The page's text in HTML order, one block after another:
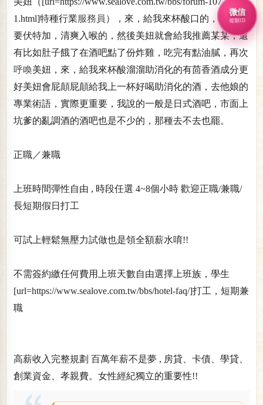
1.html]特種行業服務員 ），來，給我來杯酸口的，基酒不
要伏特加，清爽入喉的，然後美妞就會給我推薦某某，還
有比如肚子餓了在酒吧點了份炸雞，吃完有點油膩，再次
呼喚美妞，來，給我來杯酸溜溜助消化的有茴香酒成分更
好美妞會屁顛屁顛給我上一杯好喝助消化的酒，去他娘的
專業術語，實際更重要，我說的一般是日式酒吧，市面上
坑爹的亂調酒的酒吧也是不少的，那種去不去也罷。
正職／兼職
上班時間彈性自由 , 時段任選 4~8個小時 歡迎正職/兼職/
長短期假日打工
可試上輕鬆無壓力試做也是領全額薪水唷!!
不需簽約繳任何費用上班天數自由選擇上班族，學生
[url=https://www.sealove.com.tw/bbs/hotel-faq/]打工，短期兼
職
高薪收入完整規劃 百萬年薪不是夢 , 房貸、卡債、學貸、
創業資金、孝親費。女性經紀獨立的重要性!!
微信
複製ID